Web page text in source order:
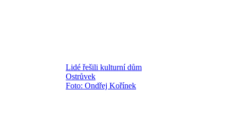
Lidé řešili kulturní dům
Ostrůvek
Foto: Ondřej Kořínek